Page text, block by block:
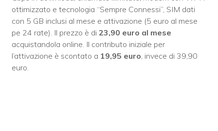
ottimizzato e tecnologia “Sempre Connessi”, SIM dati
con 5 GB inclusi al mese e attivazione (5 euro al mese
pe 24 rate). Il prezzo è di 23,90 euro al mese
acquistandola online. Il contributo iniziale per
l’attivazione è scontato a 19,95 euro , invece di 39,90
euro.